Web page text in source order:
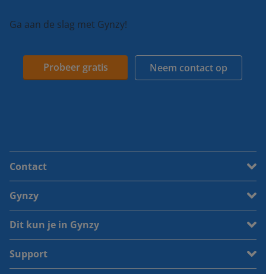
Ga aan de slag met Gynzy!
Probeer gratis Neem contact op
Contact
Gynzy
Dit kun je in Gynzy
Support